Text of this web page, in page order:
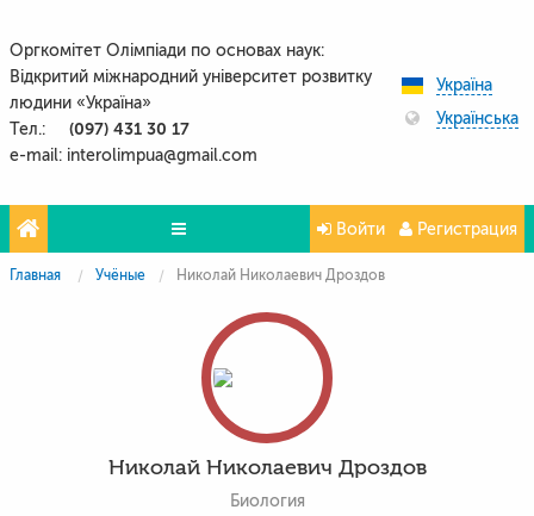
Оргкомітет Олімпіади по основах наук:
Відкритий міжнародний університет розвитку
людини «Україна»
Тел.: (097) 431 30 17
e-mail: interolimpua@gmail.com
Україна
Українська
Проекти
Войти Регистрация
Главная Учёные Николай Николаевич Дроздов
Николай Николаевич Дроздов
Биология